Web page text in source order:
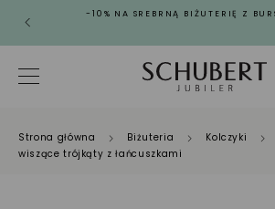
-10% NA SREBRNĄ BIŻUTERIĘ Z
Strona główna Biżuteria Kolczyki
wiszące trójkąty z łańcuszkami